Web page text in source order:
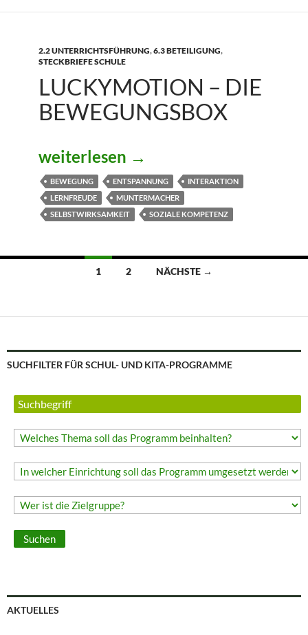
2.2 UNTERRICHTSFÜHRUNG,6.3 BETEILIGUNG,
STECKBRIEFE SCHULE
LUCKYMOTION – DIE
BEWEGUNGSBOX
LuckyMotion – Die Bewegungsbox
weiterlesen →
BEWEGUNG ENTSPANNUNG
INTERAKTION
LERNFREUDE
MUNTERMACHER
SELBSTWIRKSAMKEIT
SOZIALE KOMPETENZ
Beitragsnavigation
1 2 NÄCHSTE →
SUCHFILTER FÜR SCHUL- UND KITA-PROGRAMME
AKTUELLES